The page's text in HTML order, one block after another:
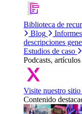
Biblioteca de
Blog
Informes
descripciones
Estudios de caso
Podcasts,
Visite nuestro
Contenido